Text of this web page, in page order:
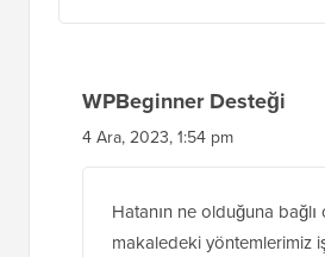
WPBeginner Desteği
4 Ara, 2023, 1:54 pm
Hatanın ne olduğuna
makaledeki yöntemlerimiz